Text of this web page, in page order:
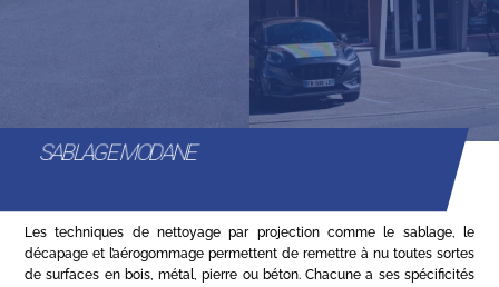
SABLAGE MODANE
Les techniques de nettoyage par projection comme le sablage, le
décapage et l’aérogommage permettent de remettre à nu toutes sortes
de surfaces en bois, métal, pierre ou béton. Chacune a ses spécificités